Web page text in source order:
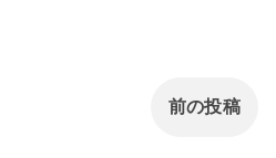
前の投稿